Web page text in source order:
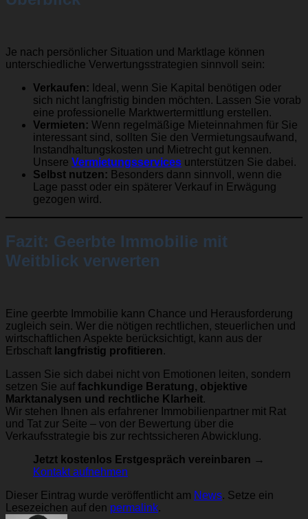
Je nach persönlicher Situation und Marktlage können
unterschiedliche Verwertungsstrategien sinnvoll sein:
Verkaufen: Ideal, wenn Sie Kapital benötigen oder
sich nicht langfristig binden möchten. Lassen Sie vorab
eine professionelle Marktwertermittlung erstellen.
Vermieten: Wenn regelmäßige Mieteinnahmen für Sie
interessant sind, sollten Sie den Vermietungsaufwand,
Instandhaltungskosten und Mietrecht gut kennen.
Unsere Vermietungsservices unterstützen Sie dabei.
Selbst nutzen: Besonders dann sinnvoll, wenn die
Lage passt oder ein späterer Verkauf in Erwägung
gezogen wird.
Fazit: Geerbte Immobilie mit
Weitblick verwerten
Eine geerbte Immobilie kann Chance und Herausforderung
zugleich sein. Wer die nötigen rechtlichen, steuerlichen und
wirtschaftlichen Aspekte berücksichtigt, kann aus der
Erbschaft langfristig profitieren.
Lassen Sie sich dabei nicht von Emotionen leiten, sondern
setzen Sie auf fachkundige Beratung, objektive
Marktanalysen und rechtliche Klarheit.
Wir stehen Ihnen als erfahrener Immobilienpartner mit Rat
und Tat zur Seite – von der Bewertung über die
Verkaufsstrategie bis zur rechtssicheren Abwicklung.
Jetzt kostenlos Erstgespräch vereinbaren →
Kontakt aufnehmen
Dieser Eintrag wurde veröffentlicht am News. Setze ein
Lesezeichen auf den permalink.